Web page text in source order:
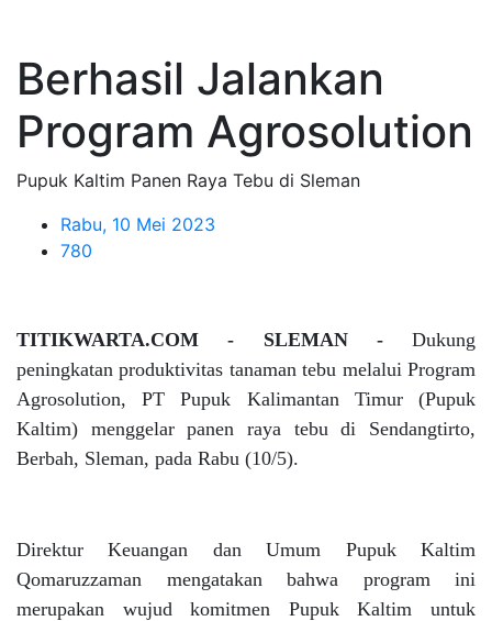
Berhasil Jalankan
Program Agrosolution
Pupuk Kaltim Panen Raya Tebu di Sleman
Rabu, 10 Mei 2023
780
TITIKWARTA.COM - SLEMAN -Dukung
peningkatan produktivitas tanaman tebu melalui Program
Agrosolution, PT Pupuk Kalimantan Timur (Pupuk
Kaltim) menggelar panen raya tebu di Sendangtirto,
Berbah, Sleman, pada Rabu (10/5).
Direktur Keuangan dan Umum Pupuk Kaltim
Qomaruzzaman mengatakan bahwa program ini
merupakan wujud komitmen Pupuk Kaltim untuk